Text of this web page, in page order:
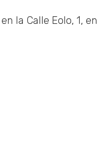
la Calle Eolo, 1,